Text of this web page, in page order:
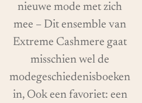
nieuwe mode met zich
mee – Dit ensemble van
Extreme Cashmere gaat
misschien wel de
modegeschiedenisboeken
in, Ook een favoriet: een